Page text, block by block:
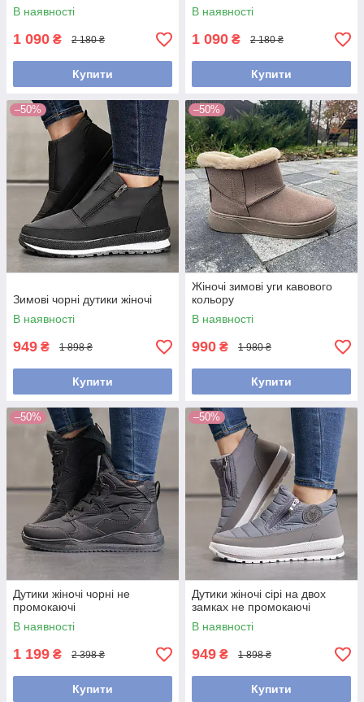
В наявності
1 090 ₴ 2 180 ₴
Купити
В наявності
1 090 ₴ 2 180 ₴
Купити
–50%
Зимові чорні дутики жіночі
В наявності
949 ₴ 1 898 ₴
Купити
–50%
Жіночі зимові уги кавового
кольору
В наявності
990 ₴ 1 980 ₴
Купити
–50%
Дутики жіночі чорні не
промокаючі
В наявності
1 199 ₴ 2 398 ₴
Купити
–50%
Дутики жіночі сірі на двох
замках не промокаючі
В наявності
949 ₴ 1 898 ₴
Купити